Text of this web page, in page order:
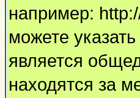
например:
можете
является
находятся за